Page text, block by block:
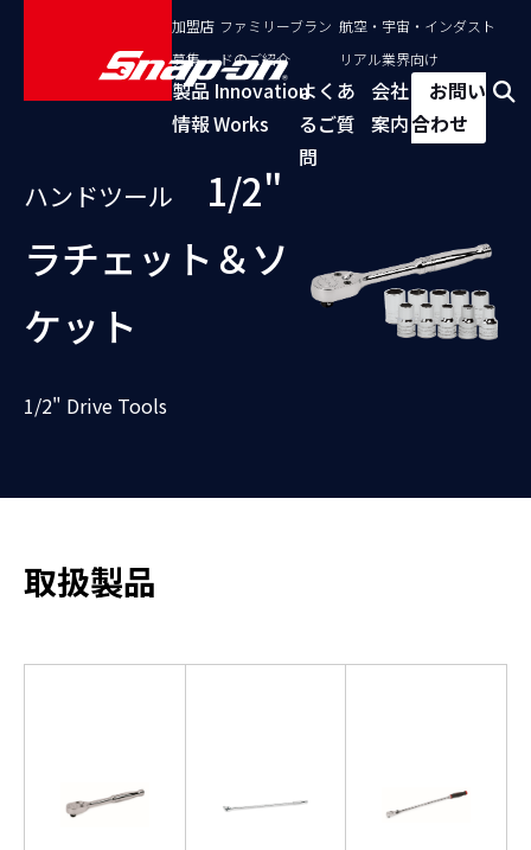
加盟店
募集
ファミリーブラン
ドのご紹介
航空・宇宙・インダスト
リアル業界向け
製品
情報
Innovation
Works
よくあ
るご質
問
会社
案内
お問い
合わせ
ハンドツール
1/2"
ラチェット＆ソ
ケット
1/2" Drive Tools
取扱製品